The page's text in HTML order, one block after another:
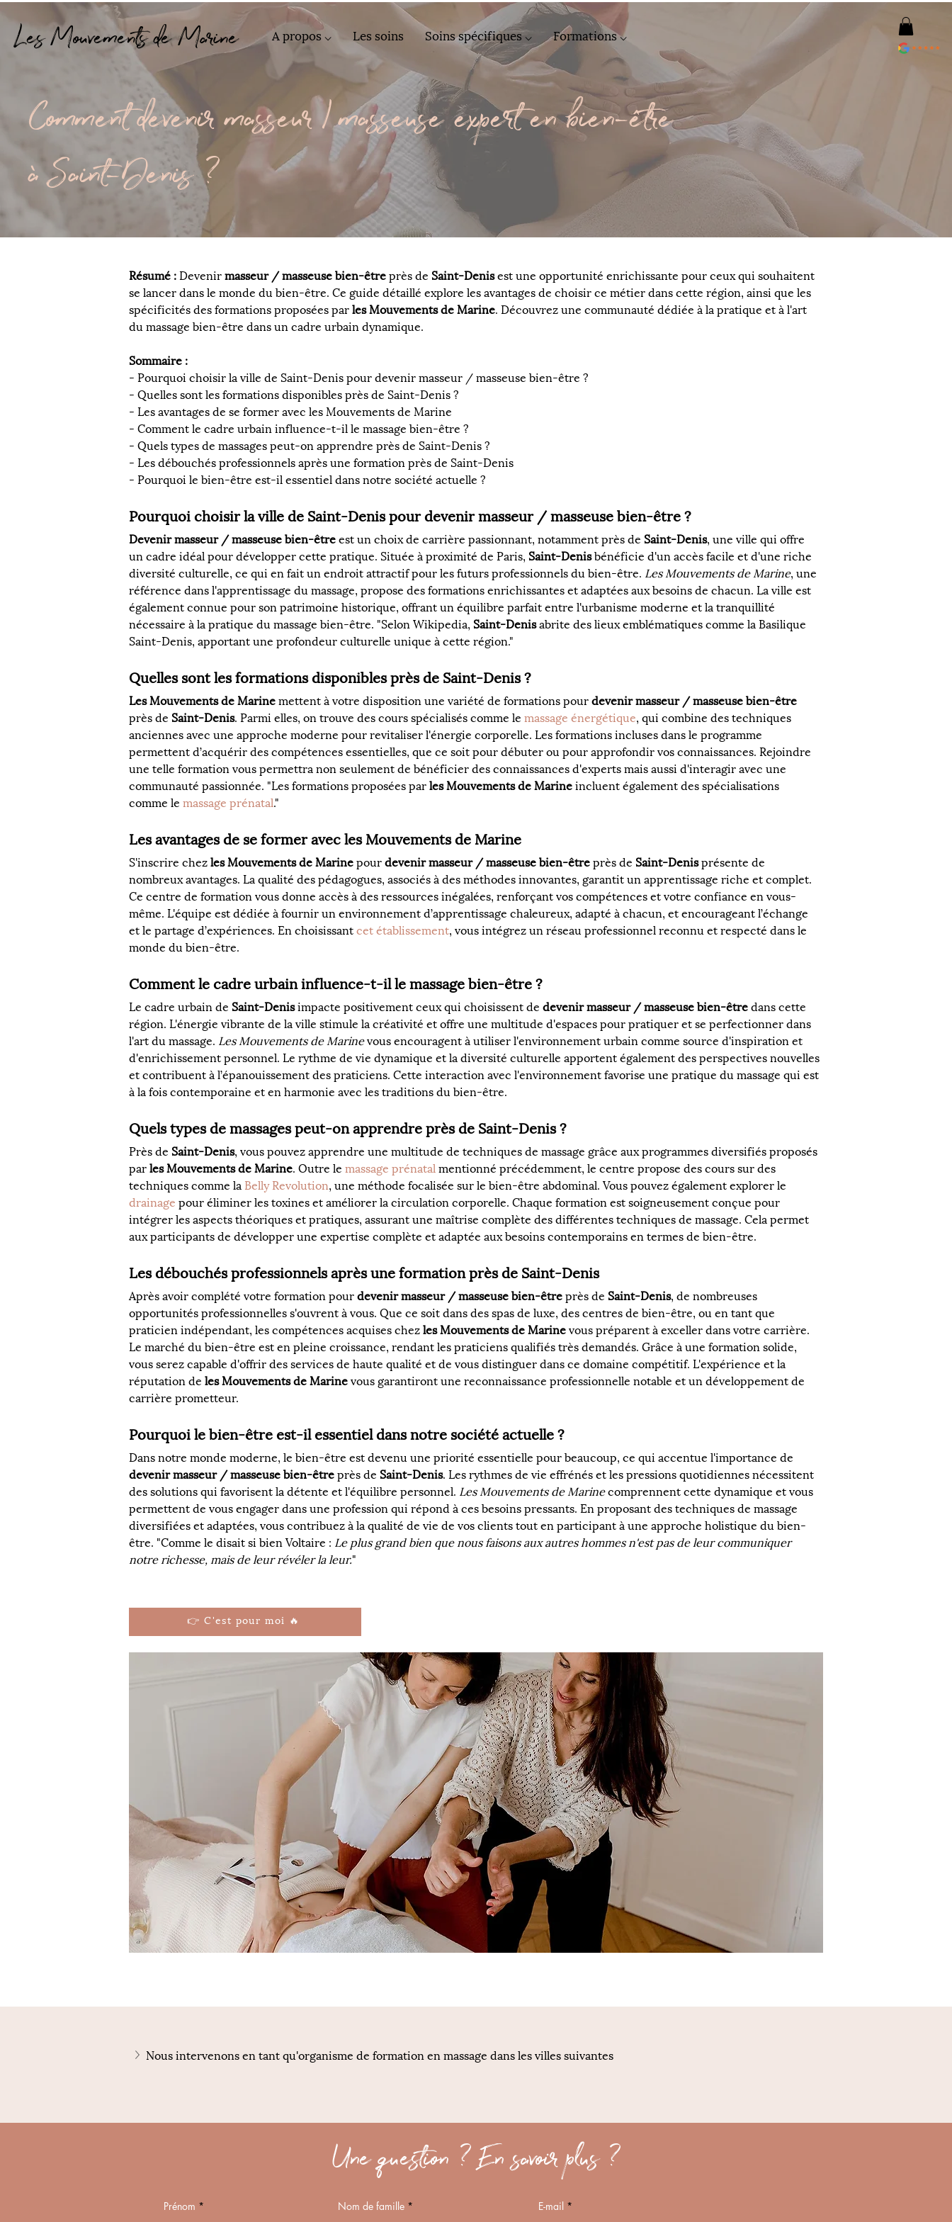
Les Mouvements de Marine A propos ⌵ Les soins Soins spécifiques ⌵ Formations ⌵
Comment devenir masseur / masseuse expert en bien-être
à Saint-Denis ?
Résumé : Devenir masseur / masseuse bien-être près de Saint-Denis est une opportunité enrichissante pour ceux qui souhaitent
se lancer dans le monde du bien-être. Ce guide détaillé explore les avantages de choisir ce métier dans cette région, ainsi que les
spécificités des formations proposées par les Mouvements de Marine. Découvrez une communauté dédiée à la pratique et à l'art
du massage bien-être dans un cadre urbain dynamique.
Sommaire :
- Pourquoi choisir la ville de Saint-Denis pour devenir masseur / masseuse bien-être ?
- Quelles sont les formations disponibles près de Saint-Denis ?
- Les avantages de se former avec les Mouvements de Marine
- Comment le cadre urbain influence-t-il le massage bien-être ?
- Quels types de massages peut-on apprendre près de Saint-Denis ?
- Les débouchés professionnels après une formation près de Saint-Denis
- Pourquoi le bien-être est-il essentiel dans notre société actuelle ?
Pourquoi choisir la ville de Saint-Denis pour devenir masseur / masseuse bien-être ?
Devenir masseur / masseuse bien-être est un choix de carrière passionnant, notamment près de Saint-Denis, une ville qui offre
un cadre idéal pour développer cette pratique. Située à proximité de Paris, Saint-Denis bénéficie d'un accès facile et d'une riche
diversité culturelle, ce qui en fait un endroit attractif pour les futurs professionnels du bien-être. Les Mouvements de Marine, une
référence dans l'apprentissage du massage, propose des formations enrichissantes et adaptées aux besoins de chacun. La ville est
également connue pour son patrimoine historique, offrant un équilibre parfait entre l'urbanisme moderne et la tranquillité
nécessaire à la pratique du massage bien-être. "Selon Wikipedia, Saint-Denis abrite des lieux emblématiques comme la Basilique
Saint-Denis, apportant une profondeur culturelle unique à cette région."
Quelles sont les formations disponibles près de Saint-Denis ?
Les Mouvements de Marine mettent à votre disposition une variété de formations pour devenir masseur / masseuse bien-être
près de Saint-Denis. Parmi elles, on trouve des cours spécialisés comme le massage énergétique, qui combine des techniques
anciennes avec une approche moderne pour revitaliser l'énergie corporelle. Les formations incluses dans le programme
permettent d’acquérir des compétences essentielles, que ce soit pour débuter ou pour approfondir vos connaissances. Rejoindre
une telle formation vous permettra non seulement de bénéficier des connaissances d'experts mais aussi d'interagir avec une
communauté passionnée. "Les formations proposées par les Mouvements de Marine incluent également des spécialisations
comme le massage prénatal."
Les avantages de se former avec les Mouvements de Marine
S'inscrire chez les Mouvements de Marine pour devenir masseur / masseuse bien-être près de Saint-Denis présente de
nombreux avantages. La qualité des pédagogues, associés à des méthodes innovantes, garantit un apprentissage riche et complet.
Ce centre de formation vous donne accès à des ressources inégalées, renforçant vos compétences et votre confiance en vous-
même. L'équipe est dédiée à fournir un environnement d’apprentissage chaleureux, adapté à chacun, et encourageant l’échange
et le partage d’expériences. En choisissant cet établissement, vous intégrez un réseau professionnel reconnu et respecté dans le
monde du bien-être.
Comment le cadre urbain influence-t-il le massage bien-être ?
Le cadre urbain de Saint-Denis impacte positivement ceux qui choisissent de devenir masseur / masseuse bien-être dans cette
région. L'énergie vibrante de la ville stimule la créativité et offre une multitude d'espaces pour pratiquer et se perfectionner dans
l'art du massage. Les Mouvements de Marine vous encouragent à utiliser l'environnement urbain comme source d'inspiration et
d'enrichissement personnel. Le rythme de vie dynamique et la diversité culturelle apportent également des perspectives nouvelles
et contribuent à l’épanouissement des praticiens. Cette interaction avec l'environnement favorise une pratique du massage qui est
à la fois contemporaine et en harmonie avec les traditions du bien-être.
Quels types de massages peut-on apprendre près de Saint-Denis ?
Près de Saint-Denis, vous pouvez apprendre une multitude de techniques de massage grâce aux programmes diversifiés proposés
par les Mouvements de Marine. Outre le massage prénatal mentionné précédemment, le centre propose des cours sur des
techniques comme la Belly Revolution, une méthode focalisée sur le bien-être abdominal. Vous pouvez également explorer le
drainage pour éliminer les toxines et améliorer la circulation corporelle. Chaque formation est soigneusement conçue pour
intégrer les aspects théoriques et pratiques, assurant une maîtrise complète des différentes techniques de massage. Cela permet
aux participants de développer une expertise complète et adaptée aux besoins contemporains en termes de bien-être.
Les débouchés professionnels après une formation près de Saint-Denis
Après avoir complété votre formation pour devenir masseur / masseuse bien-être près de Saint-Denis, de nombreuses
opportunités professionnelles s'ouvrent à vous. Que ce soit dans des spas de luxe, des centres de bien-être, ou en tant que
praticien indépendant, les compétences acquises chez les Mouvements de Marine vous préparent à exceller dans votre carrière.
Le marché du bien-être est en pleine croissance, rendant les praticiens qualifiés très demandés. Grâce à une formation solide,
vous serez capable d'offrir des services de haute qualité et de vous distinguer dans ce domaine compétitif. L'expérience et la
réputation de les Mouvements de Marine vous garantiront une reconnaissance professionnelle notable et un développement de
carrière prometteur.
Pourquoi le bien-être est-il essentiel dans notre société actuelle ?
Dans notre monde moderne, le bien-être est devenu une priorité essentielle pour beaucoup, ce qui accentue l'importance de
devenir masseur / masseuse bien-être près de Saint-Denis. Les rythmes de vie effrénés et les pressions quotidiennes nécessitent
des solutions qui favorisent la détente et l'équilibre personnel. Les Mouvements de Marine comprennent cette dynamique et vous
permettent de vous engager dans une profession qui répond à ces besoins pressants. En proposant des techniques de massage
diversifiées et adaptées, vous contribuez à la qualité de vie de vos clients tout en participant à une approche holistique du bien-
être. "Comme le disait si bien Voltaire : Le plus grand bien que nous faisons aux autres hommes n'est pas de leur communiquer
notre richesse, mais de leur révéler la leur."
👉 C'est pour moi 🔥
Nous intervenons en tant qu'organisme de formation en massage dans les villes suivantes
Une question ? En savoir plus ?
Prénom Nom de famille E-mail